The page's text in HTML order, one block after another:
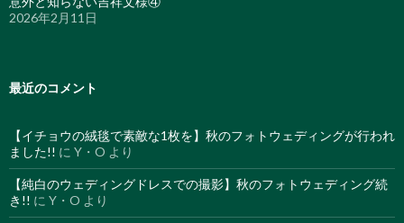
2026年2月11日
最近のコメント
【イチョウの絨毯で素敵な1枚を】秋のフォトウェディングが行われ
ました!! に Y・O より
【純白のウェディングドレスでの撮影】秋のフォトウェディング続
き!! に Y・O より